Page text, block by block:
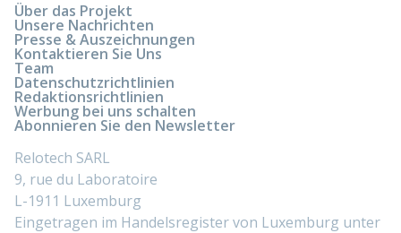
Über das Projekt
Unsere Nachrichten
Presse & Auszeichnungen
Kontaktieren Sie Uns
Team
Datenschutzrichtlinien
Redaktionsrichtlinien
Werbung bei uns schalten
Abonnieren Sie den Newsletter
Relotech SARL
9, rue du Laboratoire
L-1911 Luxemburg
Eingetragen im Handelsregister von Luxemburg unter